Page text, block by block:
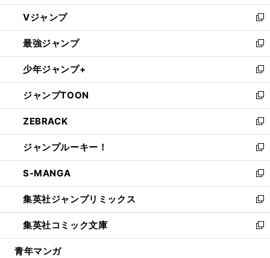
ウ
ィ
ン
ド
ウ
で
開
く
し
い
ウ
ィ
ン
ド
ウ
で
開
く
Vジャンプ
新
し
い
ウ
ィ
ン
ド
ウ
で
開
く
最強ジャンプ
新
し
い
ウ
ィ
ン
ド
ウ
で
開
く
少年ジャンプ+
新
し
い
ウ
ィ
ン
ド
ウ
で
開
く
ジャンプTOON
新
し
い
ウ
ィ
ン
ド
ウ
で
開
く
ZEBRACK
新
し
い
ウ
ィ
ン
ド
ウ
で
開
ジャンプルーキー！
新
し
い
ウ
ィ
ン
ド
ウ
S-MANGA
新
し
い
ウ
ィ
ン
集英社ジャンプリミックス
新
し
い
ウ
集英社コミック文庫
新
し
青年マンガ